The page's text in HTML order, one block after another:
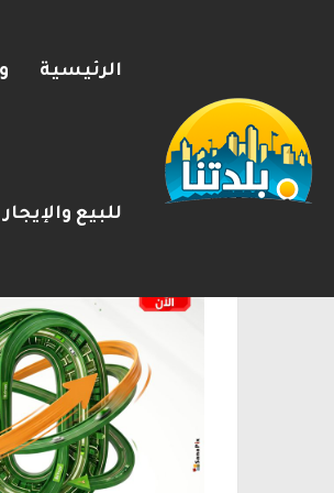
الرئيسية
للبيع والإيجار
حالتا لدغ
الإعلانات